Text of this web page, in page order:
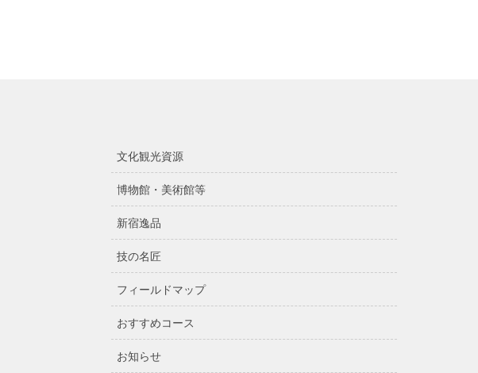
文化観光資源
博物館・美術館等
新宿逸品
技の名匠
フィールドマップ
おすすめコース
お知らせ